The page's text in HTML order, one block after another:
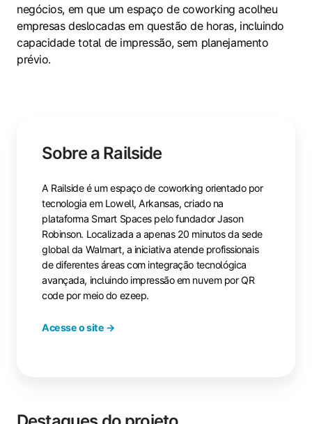
negócios, em que um espaço de coworking acolheu
empresas deslocadas em questão de horas, incluindo
capacidade total de impressão, sem planejamento
prévio.
Sobre a Railside
A Railside é um espaço de coworking orientado por
tecnologia em Lowell, Arkansas, criado na
plataforma Smart Spaces pelo fundador Jason
Robinson. Localizada a apenas 20 minutos da sede
global da Walmart, a iniciativa atende profissionais
de diferentes áreas com integração tecnológica
avançada, incluindo impressão em nuvem por QR
code por meio do ezeep.
Acesse o site →